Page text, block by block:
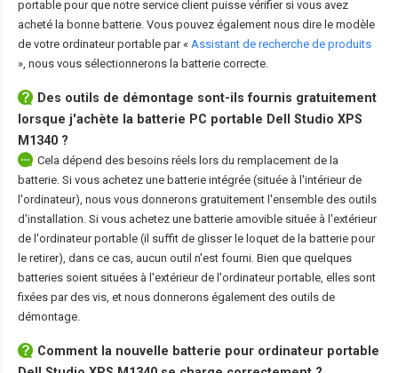
portable pour que notre service client puisse vérifier si vous avez
acheté la bonne batterie. Vous pouvez également nous dire le modèle
de votre ordinateur portable par « Assistant de recherche de produits
», nous vous sélectionnerons la batterie correcte.
Des outils de démontage sont-ils fournis gratuitement
lorsque j'achète la batterie PC portable Dell Studio XPS
M1340 ?
Cela dépend des besoins réels lors du remplacement de la
batterie. Si vous achetez une batterie intégrée (située à l'intérieur de
l'ordinateur), nous vous donnerons gratuitement l'ensemble des outils
d'installation. Si vous achetez une batterie amovible située à l'extérieur
de l'ordinateur portable (il suffit de glisser le loquet de la batterie pour
le retirer), dans ce cas, aucun outil n'est fourni. Bien que quelques
batteries soient situées à l'extérieur de l'ordinateur portable, elles sont
fixées par des vis, et nous donnerons également des outils de
démontage.
Comment la nouvelle batterie pour ordinateur portable